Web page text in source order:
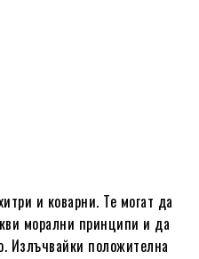
и коварни. Те могат да
морални принципи и да
Излъчвайки положителна